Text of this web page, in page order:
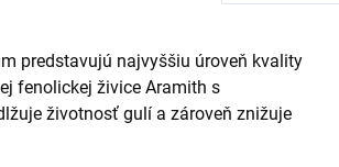
predstavujú najvyššiu úroveň kvality
fenolickej živice Aramith s
životnosť gulí a zároveň znižuje